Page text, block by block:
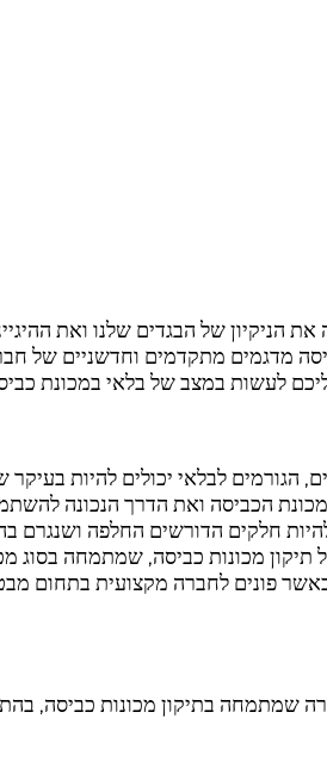
של הבגדים שלנו ואת
מדגמים מתקדמים וחדשניים של
לעשות במצב של בלאי במכונת
הגורמים לבלאי יכולים להיות בעיקר
הכביסה ואת הדרך הנכונה
חלקים הדורשים החלפה ושנגרם
מכונות כביסה, שמתמחה בסוג
פונים לחברה מקצועית בתחום
שמתמחה בתיקון מכונות כביסה,